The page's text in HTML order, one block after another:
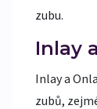
zubu.
Inlay
Inlay a
zubů,